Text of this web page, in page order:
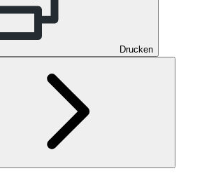
Drucken